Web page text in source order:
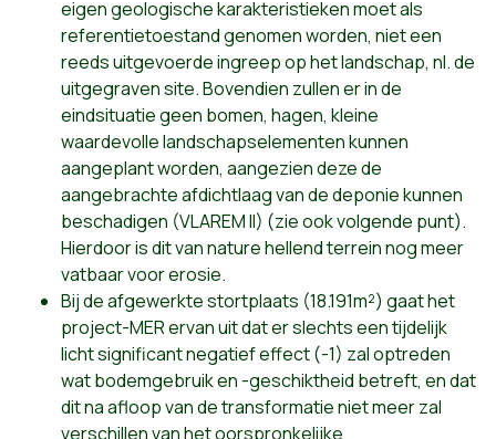
eigen geologische karakteristieken moet als
referentietoestand genomen worden, niet een
reeds uitgevoerde ingreep op het landschap, nl. de
uitgegraven site. Bovendien zullen er in de
eindsituatie geen bomen, hagen, kleine
waardevolle landschapselementen kunnen
aangeplant worden, aangezien deze de
aangebrachte afdichtlaag van de deponie kunnen
beschadigen (VLAREM II) (zie ook volgende punt).
Hierdoor is dit van nature hellend terrein nog meer
vatbaar voor erosie.
Bij de afgewerkte stortplaats (18.191m²) gaat het
project-MER ervan uit dat er slechts een tijdelijk
licht significant negatief effect (-1) zal optreden
wat bodemgebruik en -geschiktheid betreft, en dat
dit na afloop van de transformatie niet meer zal
verschillen van het oorspronkelijke